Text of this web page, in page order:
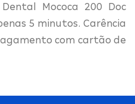
Mococa 200 Doc
5 minutos. Carência
com cartão de